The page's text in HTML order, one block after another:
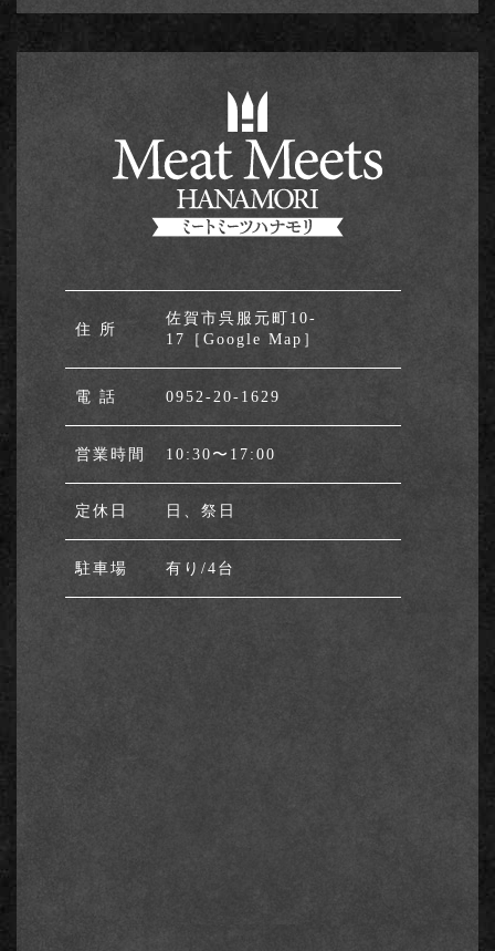
住 所
佐賀市呉服元町10-
17
［Google Map］
電 話 0952-20-1629
営業時間 10:30〜17:00
定休⽇ 日、祭日
駐⾞場 有り/4台